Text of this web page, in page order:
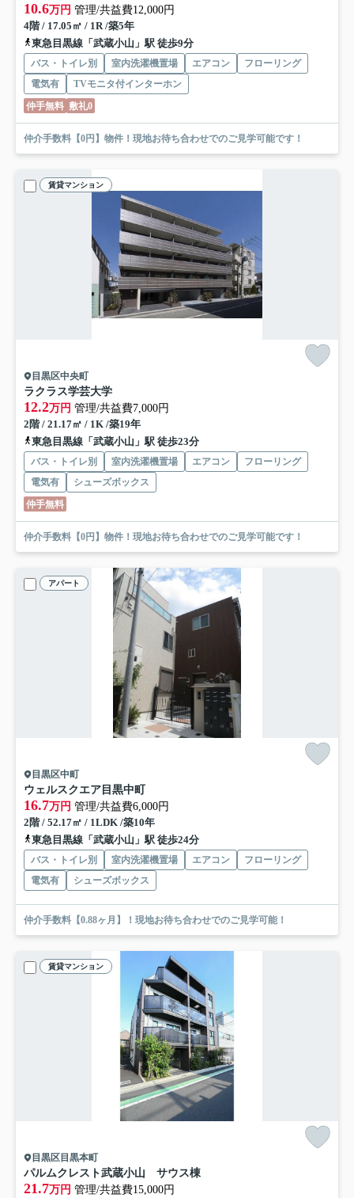
10.6万円 管理/共益費12,000円
4階 / 17.05㎡ / 1R /築5年
東急目黒線「武蔵小山」駅 徒歩9分
バス・トイレ別 室内洗濯機置場 エアコン
フローリング
電気有
TVモニタ付インターホン
仲手無料 敷礼0
仲介手数料【0円】物件！現地お待ち合わせでのご見学可能です！
賃貸マンション
目黒区中央町
ラクラス学芸大学
12.2万円 管理/共益費7,000円
2階 / 21.17㎡ / 1K /築19年
東急目黒線「武蔵小山」駅 徒歩23分
バス・トイレ別 室内洗濯機置場 エアコン
フローリング
電気有
シューズボックス
仲手無料
仲介手数料【0円】物件！現地お待ち合わせでのご見学可能です！
アパート
目黒区中町
ウェルスクエア目黒中町
16.7万円 管理/共益費6,000円
2階 / 52.17㎡ / 1LDK /築10年
東急目黒線「武蔵小山」駅 徒歩24分
バス・トイレ別 室内洗濯機置場 エアコン
フローリング
電気有
シューズボックス
仲介手数料【0.88ヶ月】！現地お待ち合わせでのご見学可能！
賃貸マンション
目黒区目黒本町
パルムクレスト武蔵小山 サウス棟
21.7万円 管理/共益費15,000円